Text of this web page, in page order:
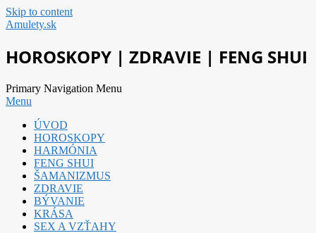
Skip to content
Amulety.sk
HOROSKOPY | ZDRAVIE | FENG SHUI
Primary Navigation Menu
Menu
ÚVOD
HOROSKOPY
HARMÓNIA
FENG SHUI
ŠAMANIZMUS
ZDRAVIE
BÝVANIE
KRÁSA
SEX A VZŤAHY